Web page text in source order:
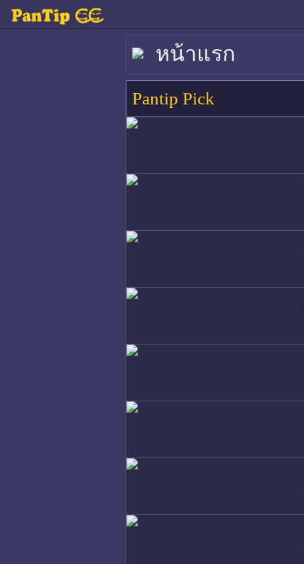
หน้าแรก
Pantip Pick